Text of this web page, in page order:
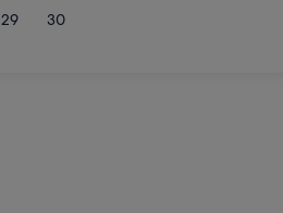
29 30